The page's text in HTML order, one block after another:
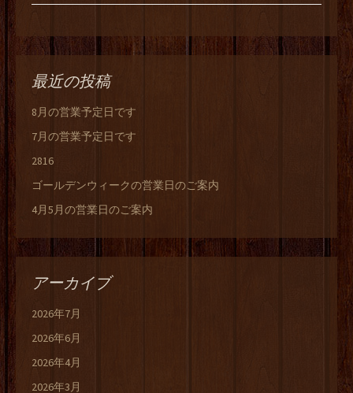
最近の投稿
8月の営業予定日です
7月の営業予定日です
2816
ゴールデンウィークの営業日のご案内
4月5月の営業日のご案内
アーカイブ
2026年7月
2026年6月
2026年4月
2026年3月